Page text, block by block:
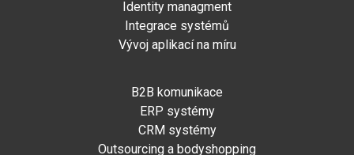
Identity managment
Integrace systémů
Vývoj aplikací na míru
B2B komunikace
ERP systémy
CRM systémy
Outsourcing a bodyshopping